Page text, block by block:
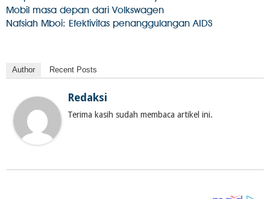
Mobil masa depan dari Volkswagen
Nafsiah Mboi: Efektivitas penanggulangan AIDS
Author Recent Posts
Redaksi
Terima kasih sudah membaca artikel ini.